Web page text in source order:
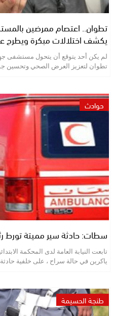
تطوان.. اعتصام ممرضين
يكشف اختلالات مبكرة ويطرح
لم يكن أحد يتوقع أن يتحول مستشفى
تطوان لتعزيز العرض الصحي وتحسين
حوادث
سطات: حادثة سير مميتة تورط
تابعت النيابة العامة لدى المحكمة
ياكرين في حالة سراح ، على خلفية
طنجة الحسيمة